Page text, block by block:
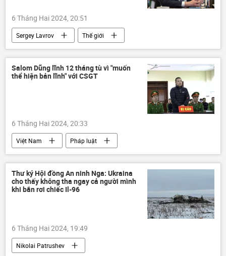
6 Tháng Hai 2024, 20:51
Sergey Lavrov
Thế giới
phương Tây
Nga
Bộ Ngoại giao Nga
Chính trị
Kinh tế
Salom Dũng lĩnh 12 tháng tù vì "muốn
thể hiện bản lĩnh" với CSGT
6 Tháng Hai 2024, 20:33
Việt Nam
Pháp luật
Bộ Công an Việt Nam
Hải Phòng
công an
điều tra
Thư ký Hội đồng An ninh Nga: Ukraina
cho thấy không tha ngay cả người mình
khi bắn rơi chiếc Il-96
6 Tháng Hai 2024, 19:49
Nikolai Patrushev